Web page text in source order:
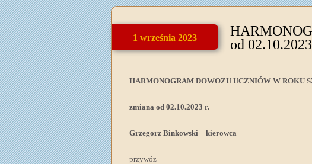
1 września 2023
od 02.10.2023
HARMONOGRAM DOWOZU UCZNIÓW W ROKU
zmiana od 02.10.2023 r.
Grzegorz Binkowski – kierowca
przywóz